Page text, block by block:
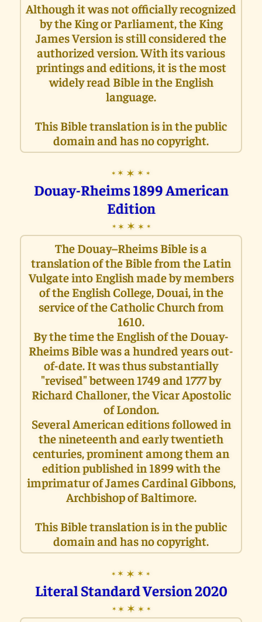
Although it was not officially recognized
by the King or Parliament, the King
James Version is still considered the
authorized version. With its various
printings and editions, it is the most
widely read Bible in the English
language.
This Bible translation is in the public
domain and has no copyright.
✶ ✶ ✶ ✶ ✶
Douay-Rheims 1899 American
Edition
✶ ✶ ✶ ✶ ✶
The Douay–Rheims Bible is a
translation of the Bible from the Latin
Vulgate into English made by members
of the English College, Douai, in the
service of the Catholic Church from
1610.
By the time the English of the Douay-
Rheims Bible was a hundred years out-
of-date. It was thus substantially
"revised" between 1749 and 1777 by
Richard Challoner, the Vicar Apostolic
of London.
Several American editions followed in
the nineteenth and early twentieth
centuries, prominent among them an
edition published in 1899 with the
imprimatur of James Cardinal Gibbons,
Archbishop of Baltimore.
This Bible translation is in the public
domain and has no copyright.
✶ ✶ ✶ ✶ ✶
Literal Standard Version 2020
✶ ✶ ✶ ✶ ✶